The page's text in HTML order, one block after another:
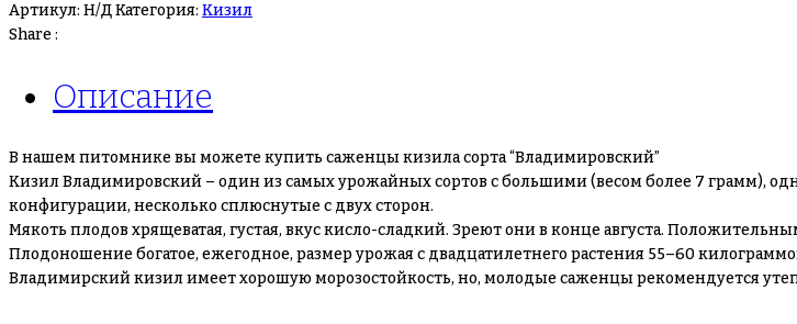
Кизил
“Владимировский”
Артикул: Н/ДКатегория: Кизил
Share :
Описание
В нашем питомнике вы можете купить саженцы кизила сорта “Владимировский”
Кизил Владимировский – один из самых урожайных сортов с большими (весом более 7 грамм),
конфигурации, несколько сплюснутые с двух сторон.
Мякоть плодов хрящеватая, густая, вкус кисло-сладкий. Зреют они в конце августа.
Плодоношение богатое, ежегодное, размер урожая с двадцатилетнего растения 55–60
Владимирский кизил имеет хорошую морозостойкость, но, молодые саженцы рекомендуется